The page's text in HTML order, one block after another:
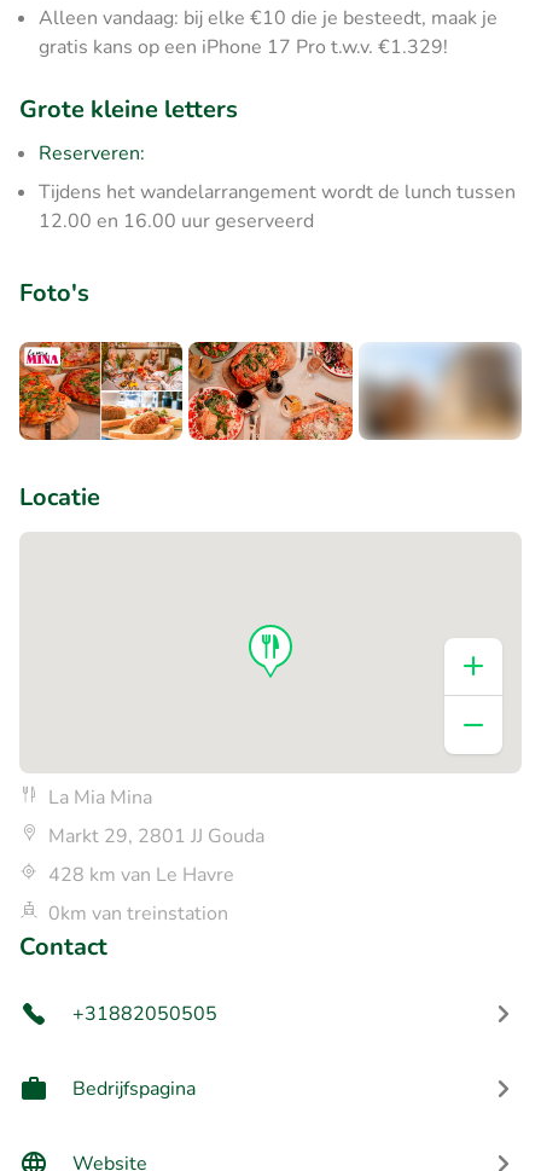
Alleen vandaag: bij elke €10 die je besteedt, maak je
gratis kans op een iPhone 17 Pro t.w.v. €1.329!
Grote kleine letters
Reserveren:
Tijdens het wandelarrangement wordt de lunch tussen
12.00 en 16.00 uur geserveerd
Foto's
Locatie
La Mia Mina
Markt 29, 2801 JJ Gouda
428 km van Le Havre
0km van treinstation
Contact
+31882050505
Bedrijfspagina
Website